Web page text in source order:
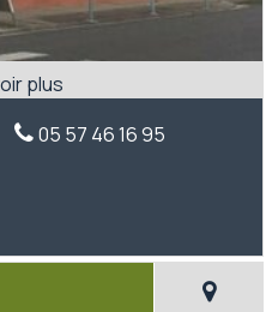
05 57 46 16 95